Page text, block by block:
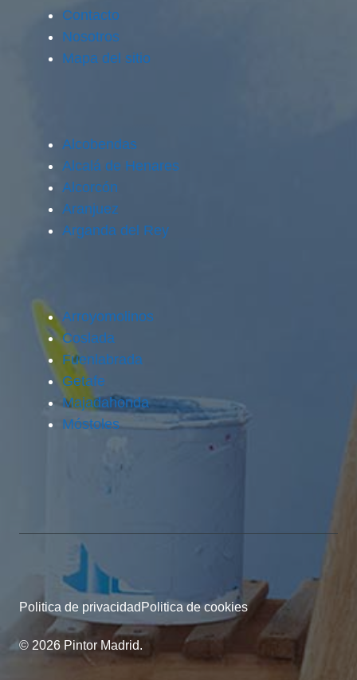
Contacto
Nosotros
Mapa del sitio
Alcobendas
Alcalá de Henares
Alcorcón
Aranjuez
Arganda del Rey
Arroyomolinos
Coslada
Fuenlabrada
Getafe
Majadahonda
Móstoles
© 2026 Pintor Madrid.
Politica de privacidad Politica de cookies